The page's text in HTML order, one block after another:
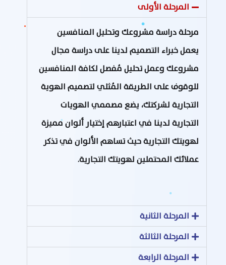
المرحلة الأولى
مرحلة دراسة مشروعك وتحليل المنافسين
يعمل خبراء التصميم لدينا على دراسة مجال
مشروعك وعمل تحليل مُفصل لكافة المنافسين
للوقوف على الطريقة المُثلي لتصميم الهوية
التجارية لشركتك، يضع مصممي الهويات
التجارية لدينا في اعتبارهم إختيار ألوان مميزة
لهويتك التجارية حيث تساهم الألوان في تذكر
عملائك المحتملين لهويتك التجارية.
المرحلة الثانية
المرحلة الثالثة
المرحلة الرابعة